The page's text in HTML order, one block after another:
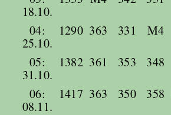
18.10.
04:
25.10.
1290 363 331 M4
05:
31.10.
1382 361 353 348
06:
08.11.
1417 363 350 358